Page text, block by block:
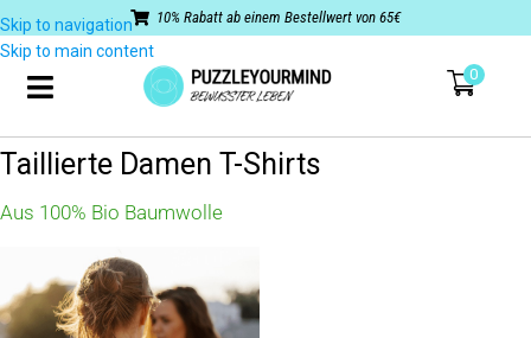
Skip to navigation
Skip to main content
10% Rabatt ab einem Bestellwert von 65€
0
Taillierte Damen T-Shirts
Aus 100% Bio Baumwolle